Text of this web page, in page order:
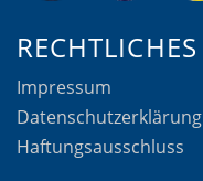
RECHTLICHES
Impressum
Datenschutzerklärung
Haftungsausschluss